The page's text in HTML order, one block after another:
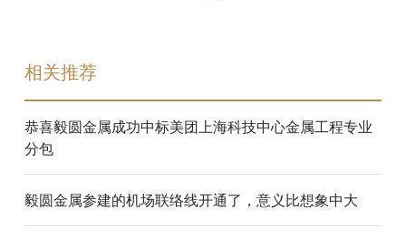
相关推荐
恭喜毅圆金属成功中标美团上海科技中心金属工程专业
分包
毅圆金属参建的机场联络线开通了，意义比想象中大